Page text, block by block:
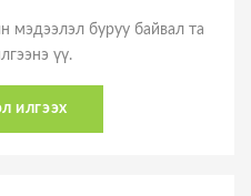
мэдээлэл буруу байвал та
үү.
илгээх